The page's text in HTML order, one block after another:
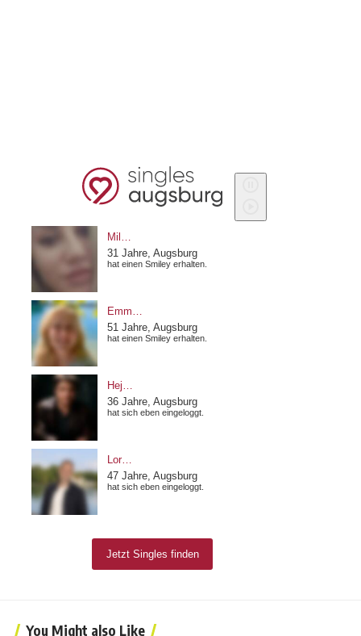
You Might also Like